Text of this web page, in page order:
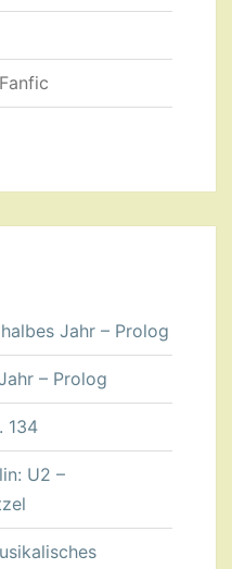
Jahr – Prolog
– Prolog
134
U2 –